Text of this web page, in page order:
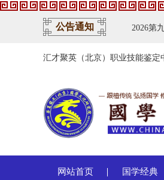
公告通知
会议中心隆重举行
2026第九届青少年程
汇才聚英（北京）职业技能鉴定
网站首页 国学经典